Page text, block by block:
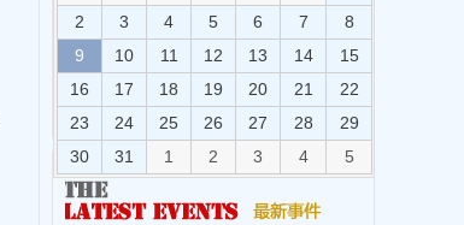
2
3 4 5 6 7
8
9
10 11 12 13 14
15
16
17 18 19 20 21
22
23
24 25 26 27 28
29
30
31 1 2 3 4 5